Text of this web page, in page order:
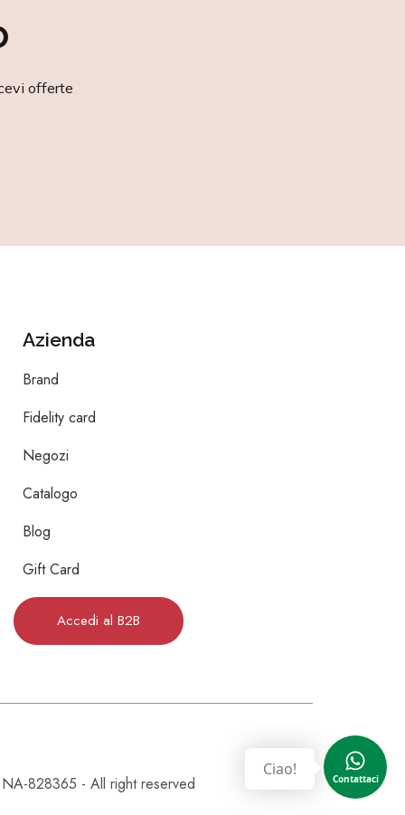
offerte
Azienda
Brand
Fidelity card
Negozi
Catalogo
Blog
Gift Card
Accedi al B2B
828365 - All right reserved Contattaci
Ciao!